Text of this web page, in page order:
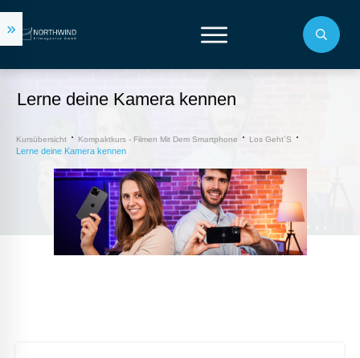
Lerne deine Kamera kennen
Kursübersicht Kompaktkurs - Filmen Mit Dem Smartphone Los Geht´s
Lerne deine Kamera kennen